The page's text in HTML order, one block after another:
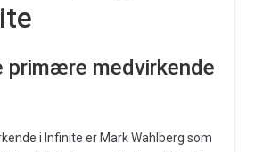
primære medvirkende
i Infinite er Mark Wahlberg som